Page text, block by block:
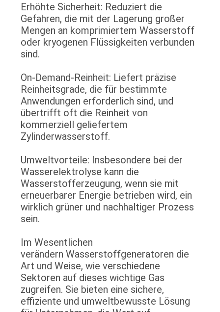
Erhöhte Sicherheit: Reduziert die
Gefahren, die mit der Lagerung großer
Mengen an komprimiertem Wasserstoff
oder kryogenen Flüssigkeiten verbunden
sind.
On-Demand-Reinheit: Liefert präzise
Reinheitsgrade, die für bestimmte
Anwendungen erforderlich sind, und
übertrifft oft die Reinheit von
kommerziell geliefertem
Zylinderwasserstoff.
Umweltvorteile: Insbesondere bei der
Wasserelektrolyse kann die
Wasserstofferzeugung, wenn sie mit
erneuerbarer Energie betrieben wird, ein
wirklich grüner und nachhaltiger Prozess
sein.
Im Wesentlichen
verändern Wasserstoffgeneratoren die
Art und Weise, wie verschiedene
Sektoren auf dieses wichtige Gas
zugreifen. Sie bieten eine sichere,
effiziente und umweltbewusste Lösung